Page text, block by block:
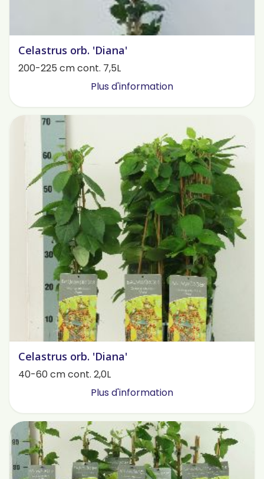
Celastrus orb. 'Diana'
200-225 cm cont. 7,5L
Plus d'information
Celastrus orb. 'Diana'
40-60 cm cont. 2,0L
Plus d'information